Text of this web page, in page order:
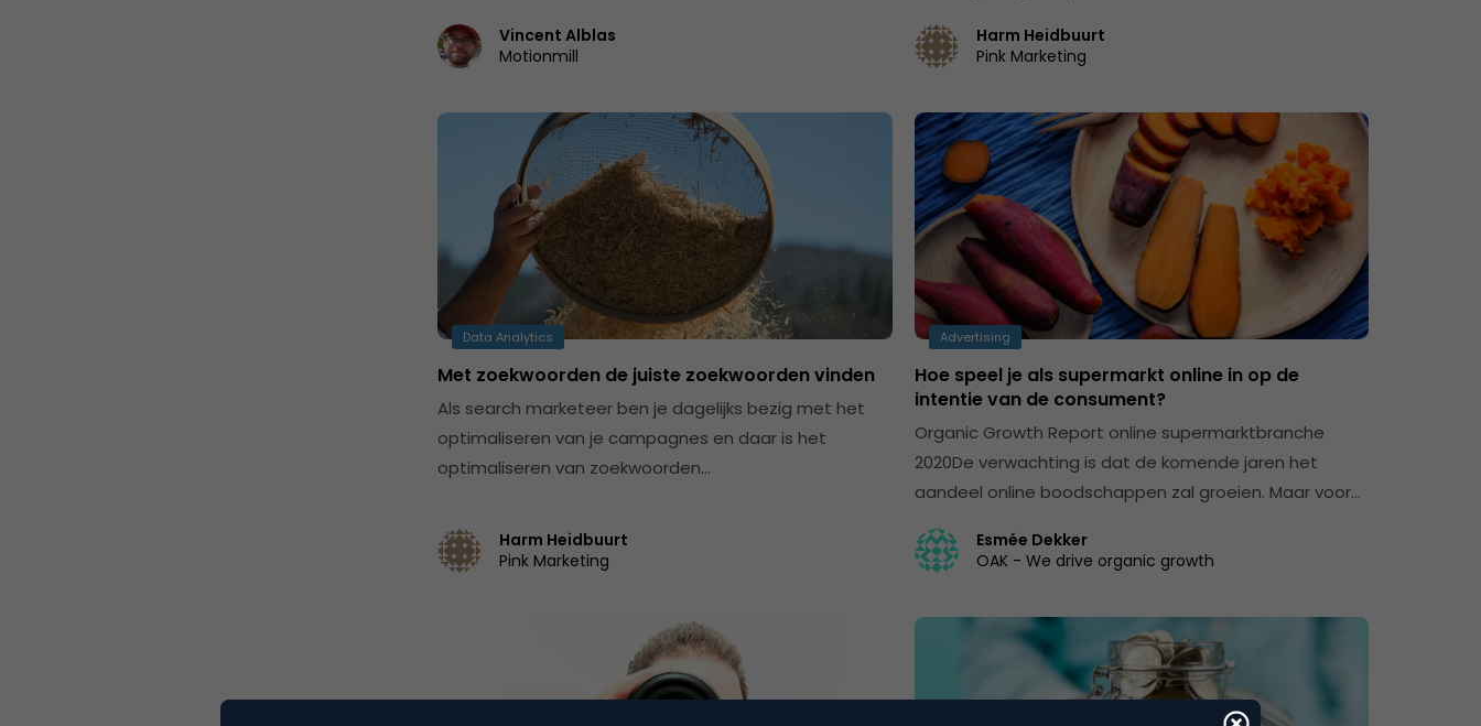
Vincent Alblas
Motionmill
Harm Heidbuurt
Pink Marketing
Data Analytics
Met zoekwoorden de juiste zoekwoorden vinden
Als search marketeer ben je dagelijks bezig met het
optimaliseren van je campagnes en daar is het
optimaliseren van zoekwoorden…
Harm Heidbuurt
Pink Marketing
Advertising
Hoe speel je als supermarkt online in op de
intentie van de consument?
Organic Growth Report online supermarktbranche
2020De verwachting is dat de komende jaren het
aandeel online boodschappen zal groeien. Maar voor…
Esmée Dekker
OAK - We drive organic growth